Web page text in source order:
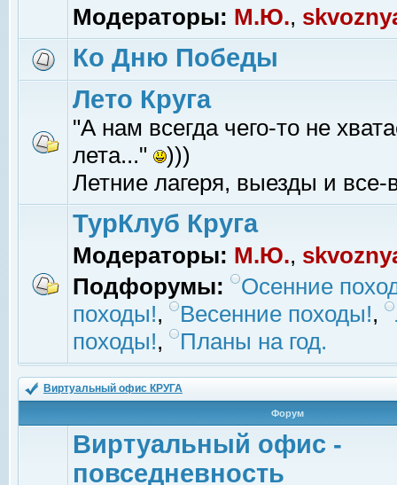
Модераторы: М.Ю.,
Ко Дню Победы
Лето Круга
"А нам всегда чего-то не
лета..."
)))
Летние лагеря, выезды и все-
ТурКлуб Круга
Модераторы: М.Ю.,
Подфорумы:
Осенние
походы!, Весенние походы!,
походы!, Планы на год.
Виртуальный офис КРУГА
Форум
Виртуальный офис -
повседневность